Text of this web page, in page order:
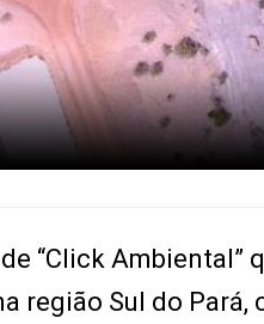
“Click Ambiental”
região Sul do